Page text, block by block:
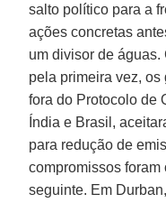
salto político para a
ações concretas
um divisor de
pela primeira vez,
fora do Protocolo de
Índia e Brasil,
para redução de
compromissos
seguinte. Em